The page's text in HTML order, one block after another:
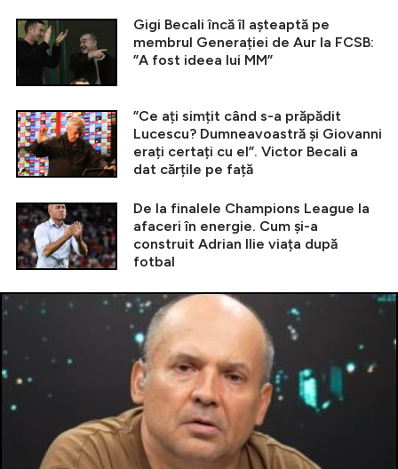
Gigi Becali încă îl așteaptă pe
membrul Generației de Aur la FCSB:
”A fost ideea lui MM”
”Ce ați simțit când s-a prăpădit
Lucescu? Dumneavoastră și Giovanni
erați certați cu el”. Victor Becali a
dat cărțile pe față
De la finalele Champions League la
afaceri în energie. Cum și-a
construit Adrian Ilie viața după
fotbal